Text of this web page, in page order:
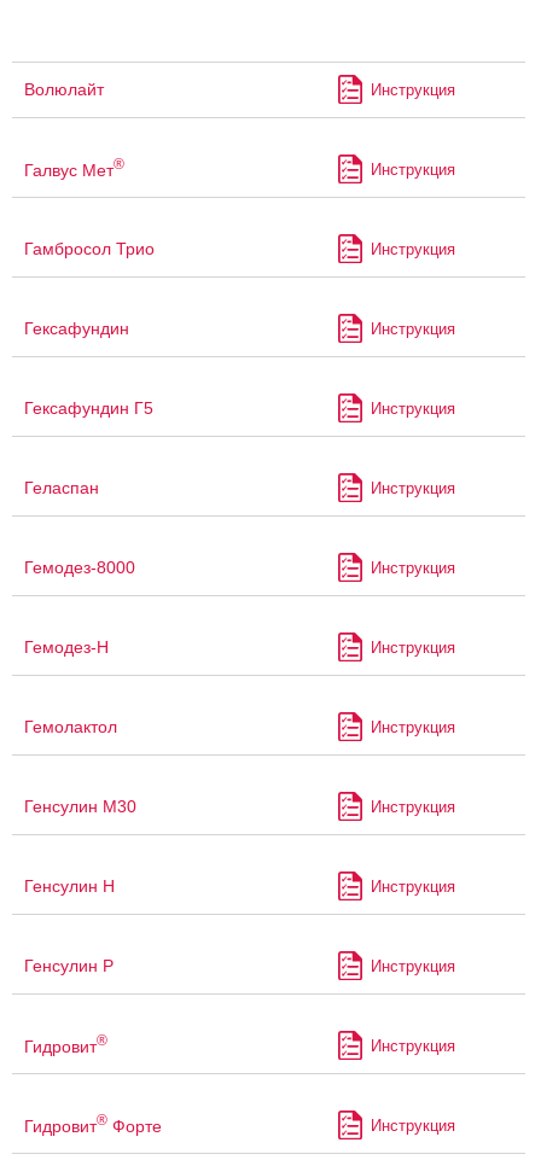
Волюлайт Инструкция
Галвус Мет® Инструкция
Гамбросол Трио Инструкция
Гексафундин Инструкция
Гексафундин Г5 Инструкция
Геласпан Инструкция
Гемодез-8000 Инструкция
Гемодез-Н Инструкция
Гемолактол Инструкция
Генсулин М30 Инструкция
Генсулин Н Инструкция
Генсулин Р Инструкция
Гидровит® Инструкция
Гидровит® Форте Инструкция